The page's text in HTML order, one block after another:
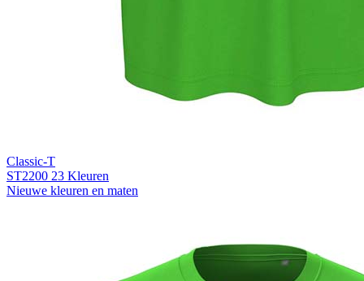
Classic-T
ST2200 23 Kleuren
Nieuwe kleuren en maten